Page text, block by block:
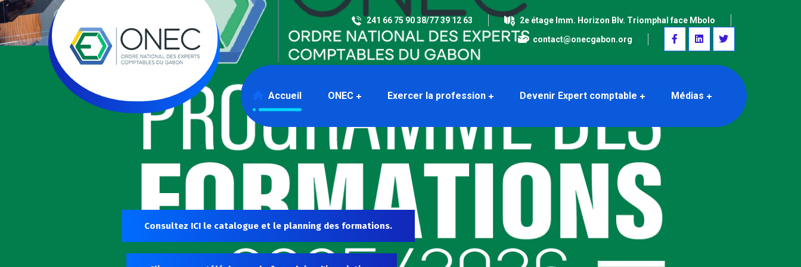
241 66 75 90 38/77 39 12 63
2e étage Imm. Horizon Blv. Triomphal face Mbolo
contact@onecgabon.org
Accueil ONEC Exercer la profession Devenir Expert comptable Médias
Consultez ICI le catalogue et le planning des formations.